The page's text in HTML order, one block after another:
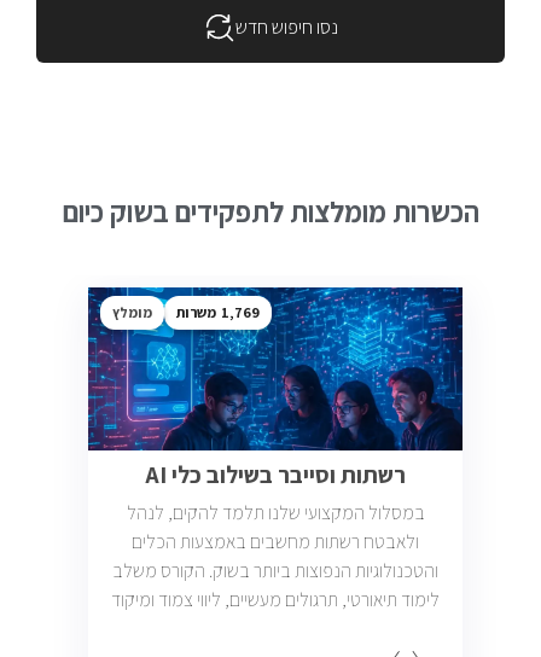
נסו חיפוש חדש
הכשרות מומלצות לתפקידים בשוק כיום
1,769 מומלץ
רשתות וסייבר בשילוב כלי AI
במסלול המקצועי שלנו תלמד להקים, לנהל
ולאבטח רשתות מחשבים באמצעות הכלים
והטכנולוגיות הנפוצות ביותר בשוק. הקורס משלב
לימוד תיאורטי, תרגולים מעשיים, ליווי צמוד ומיקוד